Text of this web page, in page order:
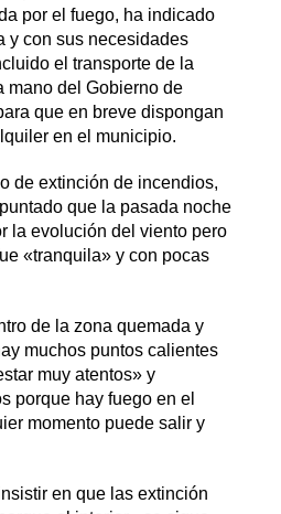
por el fuego, ha indicado
y con sus necesidades
el transporte de la
mano del Gobierno de
que en breve dispongan
en el municipio.
de extinción de incendios,
que la pasada noche
la evolución del viento pero
«tranquila» y con pocas
de la zona quemada y
muchos puntos calientes
muy atentos» y
porque hay fuego en el
momento puede salir y
en que las extinción